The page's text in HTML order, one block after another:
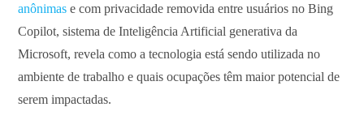
anônimas e com privacidade removida entre usuários no Bing
Copilot, sistema de Inteligência Artificial generativa da
Microsoft, revela como a tecnologia está sendo utilizada no
ambiente de trabalho e quais ocupações têm maior potencial de
serem impactadas.